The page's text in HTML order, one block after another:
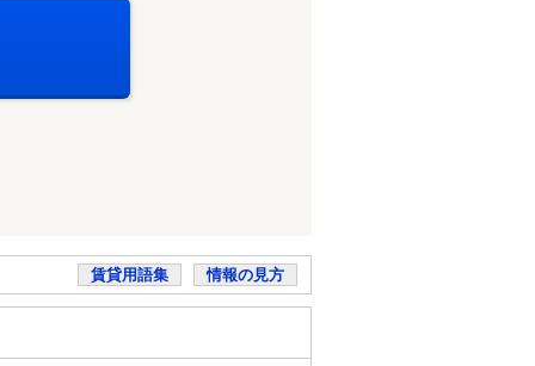
賃貸用語集 情報の見方